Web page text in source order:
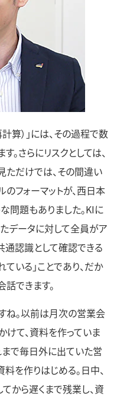
算）」には、その過程で数
さらにリスクとしては、
だけでは、その間違い
フォーマットが、西日本
問題もありました。KIに
たデータに対して全員がア
通認識として確認できる
いる」ことであり、だか
できます。
ね。以前は月次の営業会
て、資料を作っていま
まで毎日外に出ていた営
を作りはじめる。日中、
から遅くまで残業し、資